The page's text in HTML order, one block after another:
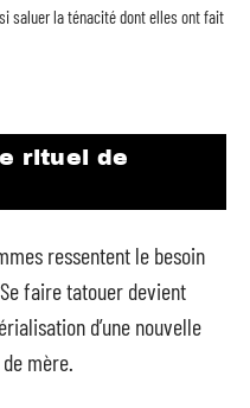
saluer la ténacité dont elles ont fait
rituel de
ressentent le besoin
faire tatouer devient
d’une nouvelle
mère.